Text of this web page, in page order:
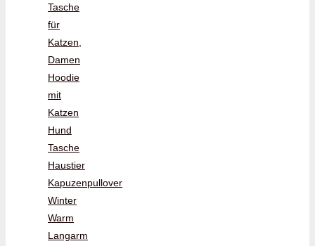
Tasche
für
Katzen,
Damen
Hoodie
mit
Katzen
Hund
Tasche
Haustier
Kapuzenpullover
Winter
Warm
Langarm